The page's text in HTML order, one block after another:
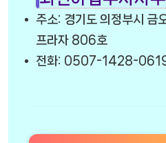
주소: 경기도 의정부시
프라자 806호
전화: 0507-1428-